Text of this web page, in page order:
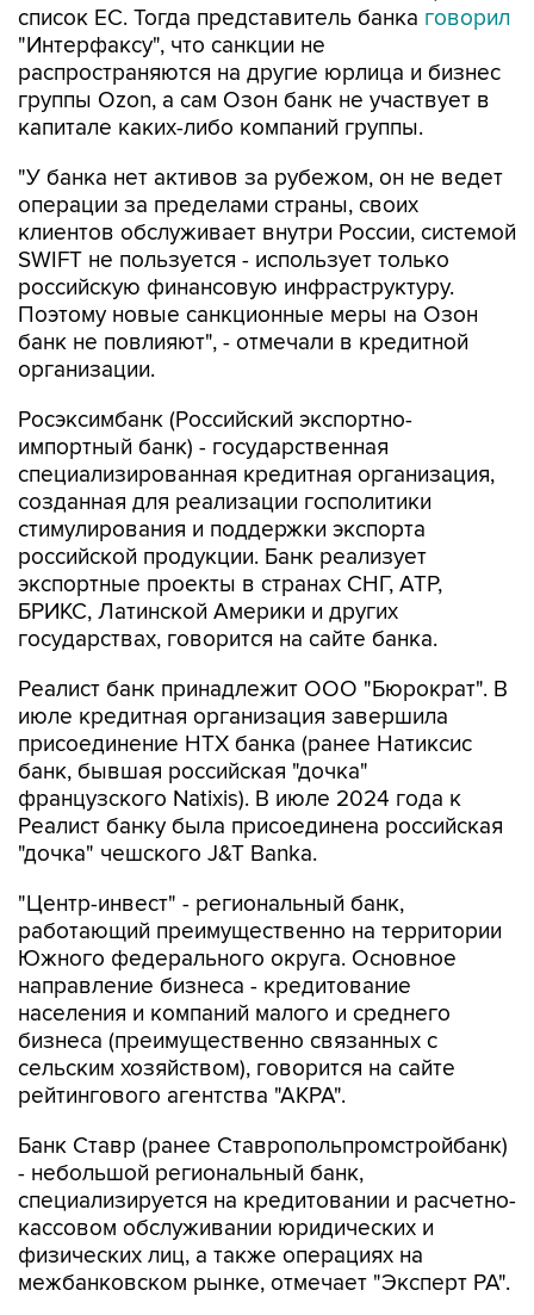
распространяются на другие юрлица и бизнес
группы Ozon, а сам Озон банк не участвует в
капитале каких-либо компаний группы.
"У банка нет активов за рубежом, он не ведет
клиентов обслуживает внутри России, системой
SWIFT не пользуется - использует только
российскую финансовую инфраструктуру.
Поэтому новые санкционные меры на Озон
банк не повлияют", - отмечали в кредитной
организации.
Росэксимбанк (Российский экспортно-
специализированная кредитная организация,
созданная для реализации госполитики
стимулирования и поддержки экспорта
российской продукции. Банк реализует
экспортные проекты в странах СНГ, АТР,
БРИКС, Латинской Америки и других
государствах, говорится на сайте банка.
Реалист банк принадлежит ООО "Бюрократ". В
присоединение НТХ банка (ранее Натиксис
банк, бывшая российская "дочка"
французского Natixis). В июле 2024 года к
Реалист банку была присоединена российская
"дочка" чешского J&T Banka.
"Центр-инвест" - региональный банк,
Южного федерального округа. Основное
направление бизнеса - кредитование
населения и компаний малого и среднего
бизнеса (преимущественно связанных с
сельским хозяйством), говорится на сайте
рейтингового агентства "АКРА".
Банк Ставр (ранее Ставропольпромстройбанк)
специализируется на кредитовании и расчетно-
кассовом обслуживании юридических и
физических лиц, а также операциях на
межбанковском рынке, отмечает "Эксперт РА".
Телепорт банк - небольшой московский банк с